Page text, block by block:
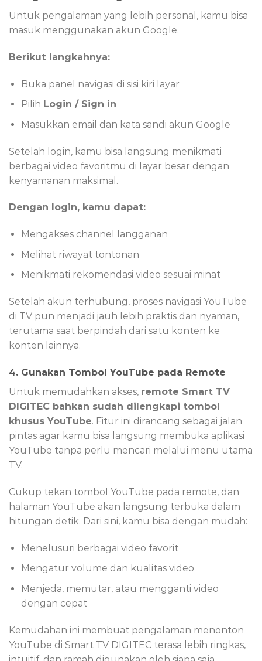
Untuk pengalaman yang lebih personal, kamu bisa
masuk menggunakan akun Google.
Berikut langkahnya:
Buka panel navigasi di sisi kiri layar
Pilih Login / Sign in
Masukkan email dan kata sandi akun Google
Setelah login, kamu bisa langsung menikmati
berbagai video favoritmu di layar besar dengan
kenyamanan maksimal.
Dengan login, kamu dapat:
Mengakses channel langganan
Melihat riwayat tontonan
Menikmati rekomendasi video sesuai minat
Setelah akun terhubung, proses navigasi YouTube
di TV pun menjadi jauh lebih praktis dan nyaman,
terutama saat berpindah dari satu konten ke
konten lainnya.
4. Gunakan Tombol YouTube pada Remote
Untuk memudahkan akses, remote Smart TV
DIGITEC bahkan sudah dilengkapi tombol
khusus YouTube. Fitur ini dirancang sebagai jalan
pintas agar kamu bisa langsung membuka aplikasi
YouTube tanpa perlu mencari melalui menu utama
TV.
Cukup tekan tombol YouTube pada remote, dan
halaman YouTube akan langsung terbuka dalam
hitungan detik. Dari sini, kamu bisa dengan mudah:
Menelusuri berbagai video favorit
Mengatur volume dan kualitas video
Menjeda, memutar, atau mengganti video
dengan cepat
Kemudahan ini membuat pengalaman menonton
YouTube di Smart TV DIGITEC terasa lebih ringkas,